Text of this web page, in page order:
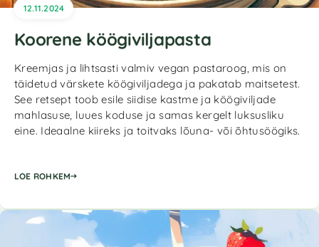
12.11.2024
Koorene köögiviljapasta
Kreemjas ja lihtsasti valmiv vegan pastaroog, mis on
täidetud värskete köögiviljadega ja pakatab maitsetest.
See retsept toob esile siidise kastme ja köögiviljade
mahlasuse, luues koduse ja samas kergelt luksusliku
eine. Ideaalne kiireks ja toitvaks lõuna- või õhtusöögiks.
LOE ROHKEM